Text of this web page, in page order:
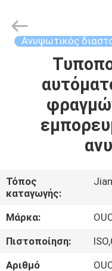
ΠΡΟΪΌΝΤΑ
ΒΊΝΤΕΟ
ΕΜΦΆΝΙΣΗ
VR
ΣΧΕΤΙΚΆ
ΜΕ
GROUP
Ανυψωτικός
Τόπος
καταγωγής:
Μάρκα:
Πιστοποίηση:
Αριθμό